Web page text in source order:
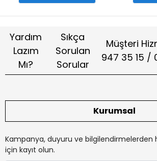
Yardım
Lazım
Mı?
Sıkça
Sorulan
Sorular
Müşteri
947 35 15 /
Kurumsal
Kampanya, duyuru ve bilgilendirmelerden
için kayıt olun.